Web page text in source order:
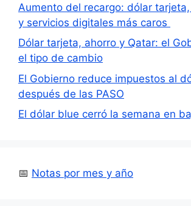
Aumento del recargo: dólar
y servicios digitales más caros
Dólar tarjeta, ahorro y Qatar: el
el tipo de cambio
El Gobierno reduce impuestos al
después de las PASO
El dólar blue cerró la semana en
📅 Notas por mes y año